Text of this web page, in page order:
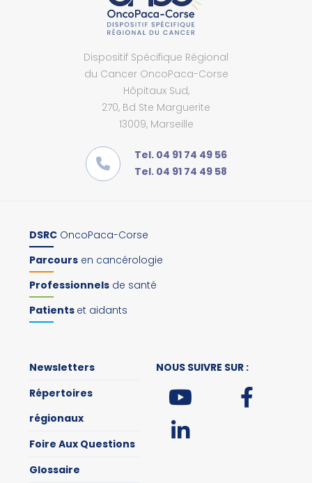
Dispositif Spécifique Régional
du Cancer OncoPaca-Corse
Hôpitaux Sud,
270, Bd Ste Marguerite
13009, Marseille
Tel. 04 91 74 49 56
Tel. 04 91 74 49 58
DSRC OncoPaca-Corse
Parcours en cancérologie
Professionnels de santé
Patients et aidants
Newsletters
Répertoires
régionaux
Foire Aux Questions
Glossaire
NOUS SUIVRE SUR :